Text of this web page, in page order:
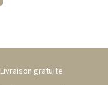
Livraison gratuite